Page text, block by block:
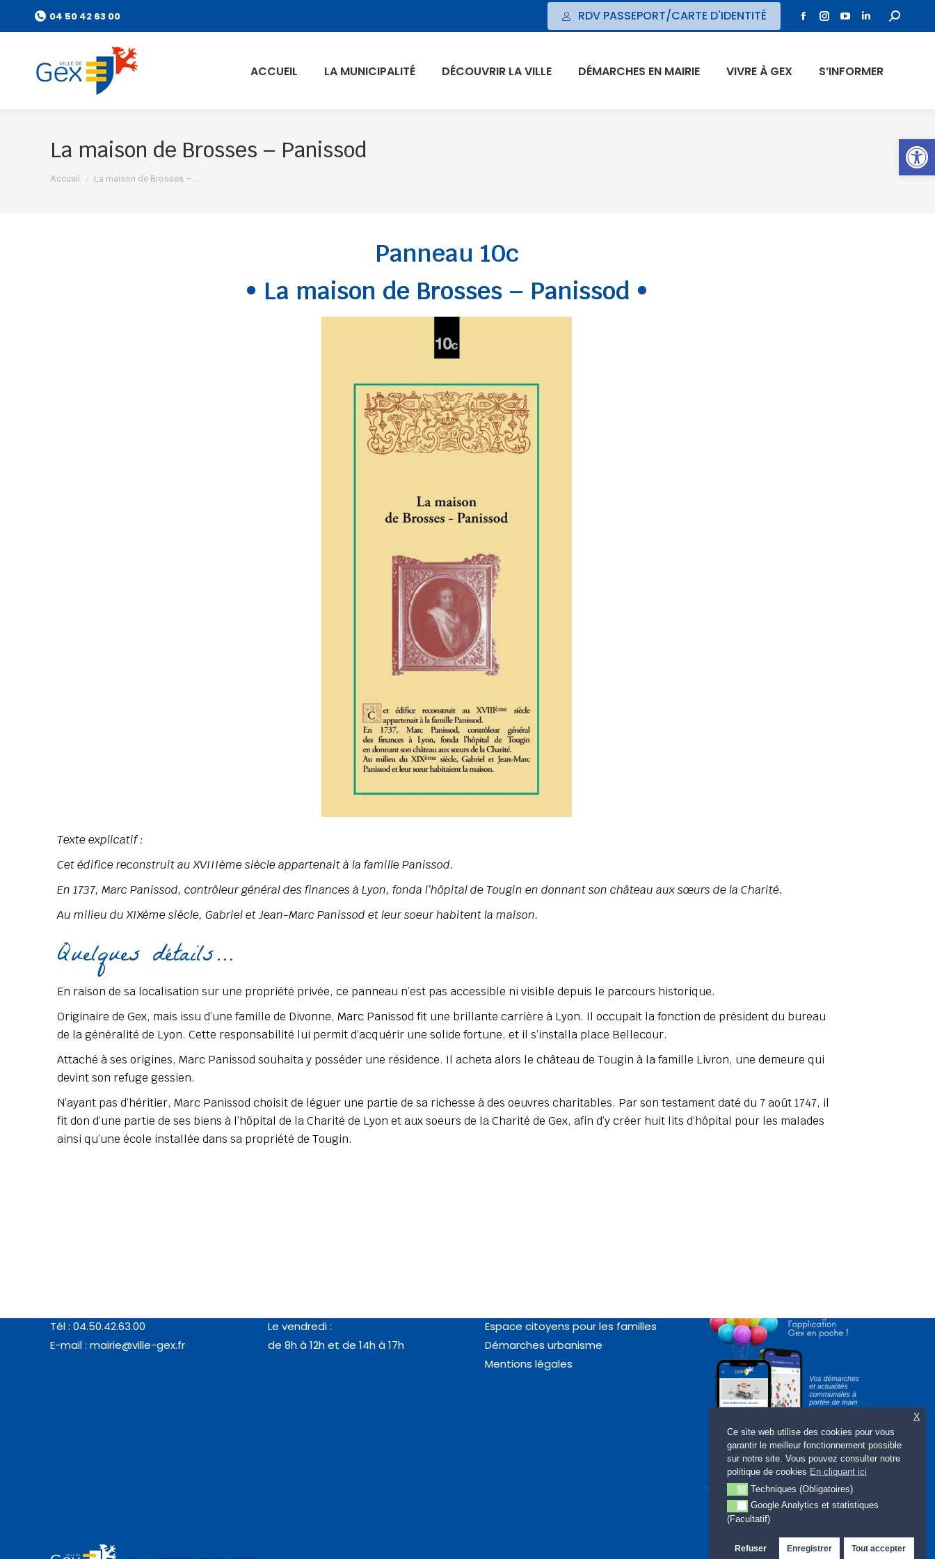
Ouvrir
04 50 42 63 00 RDV PASSEPORT/CARTE D'IDENTITÉ
ACCUEIL LA MUNICIPALITÉ DÉCOUVRIR LA VILLE DÉMARCHES EN MAIRIE VIVRE À GEX S’INFORMER
La maison de Brosses – Panissod
Vous êtes ici :
Accueil La maison de Brosses –…
Panneau 10c
• La maison de Brosses – Panissod •
Texte explicatif :
Cet édifice reconstruit au XVIIIème siècle appartenait à la famille Panissod.
En 1737, Marc Panissod, contrôleur général des finances à Lyon, fonda l’hôpital de Tougin en donnant son château aux sœurs de la Charité.
Au milieu du XIXème siècle, Gabriel et Jean-Marc Panissod et leur soeur habitent la maison.
Quelques détails...
En raison de sa localisation sur une propriété privée, ce panneau n’est pas accessible ni visible depuis le parcours historique.
Originaire de Gex, mais issu d’une famille de Divonne, Marc Panissod fit une brillante carrière à Lyon. Il occupait la fonction de président du bureau
de la généralité de Lyon. Cette responsabilité lui permit d’acquérir une solide fortune, et il s’installa place Bellecour.
Attaché à ses origines, Marc Panissod souhaita y posséder une résidence. Il acheta alors le château de Tougin à la famille Livron, une demeure qui
devint son refuge gessien.
N’ayant pas d’héritier, Marc Panissod choisit de léguer une partie de sa richesse à des oeuvres charitables. Par son testament daté du 7 août 1747, il
fit don d’une partie de ses biens à l’hôpital de la Charité de Lyon et aux soeurs de la Charité de Gex, afin d’y créer huit lits d’hôpital pour les malades
ainsi qu’une école installée dans sa propriété de Tougin.
Tél : 04.50.42.63.00
E-mail : mairie@ville-gex.fr
Le vendredi :
de 8h à 12h et de 14h à 17h
Espace citoyens pour les familles
Démarches urbanisme
Mentions légales
Ce site web utilise des cookies pour vous
garantir le meilleur fonctionnement possible
sur notre site. Vous pouvez consulter notre
politique de cookies En cliquant ici
Techniques (Obligatoires)
Techniques (Obligatoires)
Google Analytics et statistiques (Facultatif)
Google Analytics et statistiques
(Facultatif)
Refuser Enregistrer Tout accepter
X